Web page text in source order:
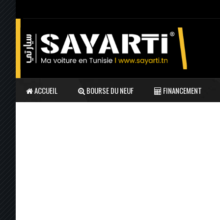
ACCUEIL BOURSE DU NEUF FINANCEMENT